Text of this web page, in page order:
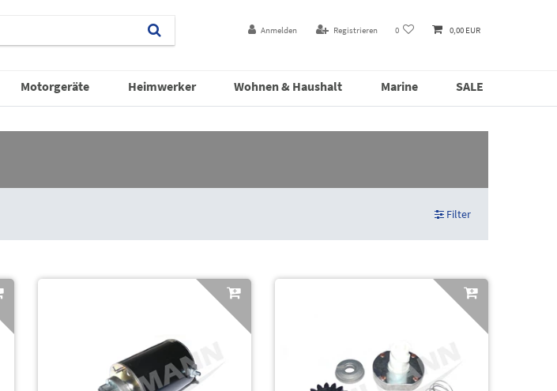
Anmelden Registrieren 0 0,00 EUR
Motorgeräte Heimwerker Wohnen & Haushalt Marine SALE
Filter